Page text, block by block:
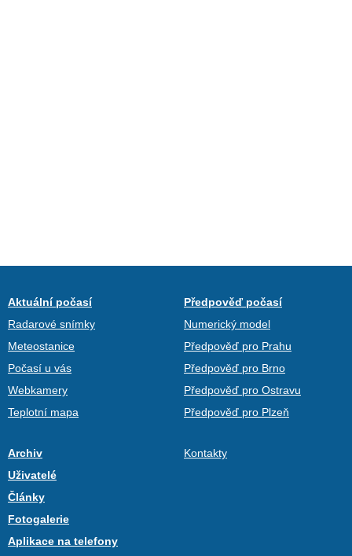
Aktuální počasí
Radarové snímky
Meteostanice
Počasí u vás
Webkamery
Teplotní mapa
Předpověď počasí
Numerický model
Předpověď pro Prahu
Předpověď pro Brno
Předpověď pro Ostravu
Předpověď pro Plzeň
Archiv
Uživatelé
Články
Fotogalerie
Aplikace na telefony
Kontakty